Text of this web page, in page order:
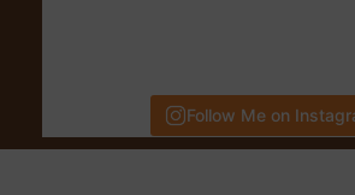
Follow Me on